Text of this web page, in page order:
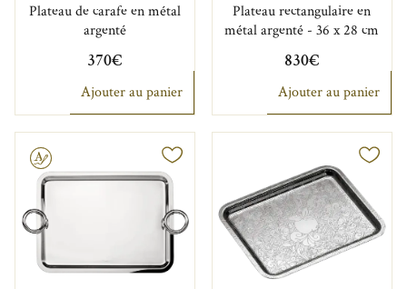
Plateau de carafe en métal
argenté
370€
Ajouter au panier
Plateau rectangulaire en
métal argenté - 36 x 28 cm
830€
Ajouter au panier